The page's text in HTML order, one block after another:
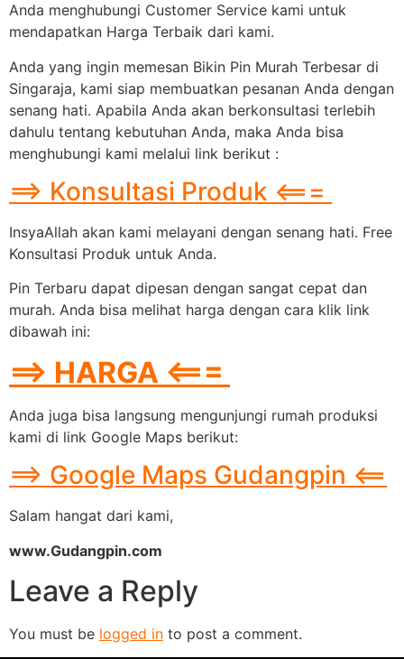
Anda menghubungi Customer Service kami untuk
mendapatkan Harga Terbaik dari kami.
Anda yang ingin memesan Bikin Pin Murah Terbesar di
Singaraja, kami siap membuatkan pesanan Anda dengan
senang hati. Apabila Anda akan berkonsultasi terlebih
dahulu tentang kebutuhan Anda, maka Anda bisa
menghubungi kami melalui link berikut :
==> Konsultasi Produk <===
InsyaAllah akan kami melayani dengan senang hati. Free
Konsultasi Produk untuk Anda.
Pin Terbaru dapat dipesan dengan sangat cepat dan
murah. Anda bisa melihat harga dengan cara klik link
dibawah ini:
==> HARGA <===
Anda juga bisa langsung mengunjungi rumah produksi
kami di link Google Maps berikut:
==> Google Maps Gudangpin <==
Salam hangat dari kami,
www.Gudangpin.com
Leave a Reply
You must be logged in to post a comment.